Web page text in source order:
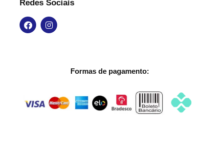
Redes Sociais
Formas de pagamento: